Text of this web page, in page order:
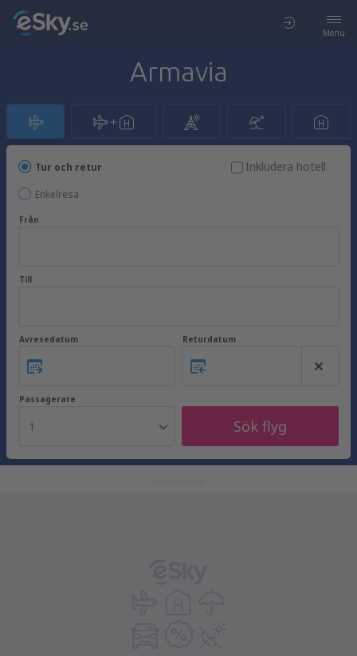
Menu
Armavia
Tur och retur
Enkelresa
Inkludera hotell
Från
Till
Avresedatum Returdatum
Passagerare
1 Sök flyg